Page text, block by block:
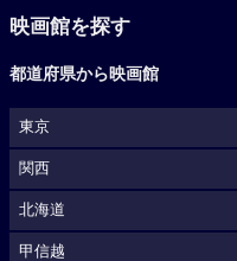
映画館を探す
都道府県から映画館
東京
関西
北海道
甲信越